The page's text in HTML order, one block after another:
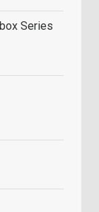
Series